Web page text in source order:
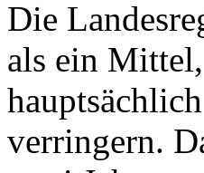
Die
als ein
verringern.